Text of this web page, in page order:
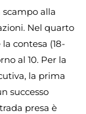
scampo alla
Nel quarto
contesa (18-
al 10. Per la
la prima
successo
presa è